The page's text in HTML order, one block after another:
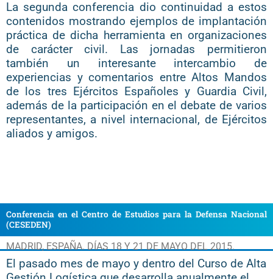
La segunda conferencia dio continuidad a estos
contenidos mostrando ejemplos de implantación
práctica de dicha herramienta en organizaciones
de carácter civil. Las jornadas permitieron
también un interesante intercambio de
experiencias y comentarios entre Altos Mandos
de los tres Ejércitos Españoles y Guardia Civil,
además de la participación en el debate de varios
representantes, a nivel internacional, de Ejércitos
aliados y amigos.
Conferencia en el Centro de Estudios para la Defensa Nacional
(CESEDEN)
MADRID, ESPAÑA. DÍAS 18 Y 21 DE MAYO DEL 2015.
El pasado mes de mayo y dentro del Curso de Alta